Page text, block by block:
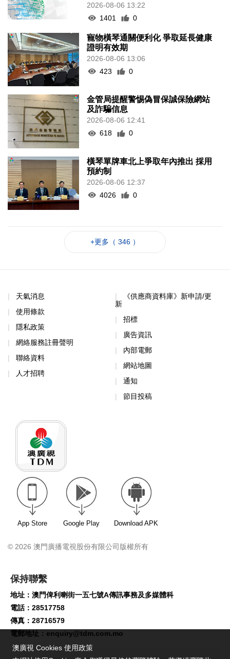
2026-08-06 13:22
1401
0
寵物橫琴通關便利化 爭取延長健康
證明有效期
2026-08-06 13:06
423
0
金管局提醒警惕偽冒保誠保險網站
及詐騙信息
2026-08-06 12:41
618
0
橫琴單牌車北上爭取年內推出 採用
預約制
2026-08-06 12:37
4026
0
+更多（ 346 ）
天氣消息
使用條款
隱私政策
網絡服務註冊聲明
聯絡資料
人才招聘
《供應商資料庫》新申請/更
新
招標
廣告資訊
內部電郵
網站地圖
通知
節目投稿
App Store Google Play Download APK
© 2026 澳門廣播電視股份有限公司版權所有
保持聯繫
地址：澳門俾利喇街一五七號A傳訊事務及多媒體科
電話：28517758
傳真：28716579
電郵地址： enquiry@tdm.com.mo
澳廣視 Cookies 使用政策